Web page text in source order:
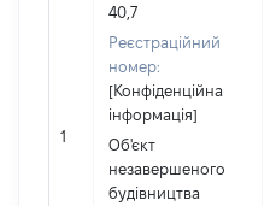
1
40,7
Реєстраційний
номер:
[Конфіденційна
інформація]
Об'єкт
незавершеного
будівництва